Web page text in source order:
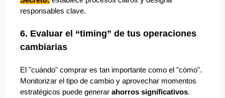
responsables clave.
6. Evaluar el “timing” de tus operaciones
cambiarias
El "cuándo" comprar es tan importante como el "cómo".
Monitorizar el tipo de cambio y aprovechar momentos
estratégicos puede generar ahorros significativos.